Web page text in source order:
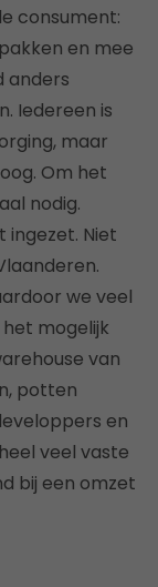
consument:
en mee
anders
Iedereen is
maar
Om het
nodig.
Niet
we veel
mogelijk
van
potten
en
veel vaste
bij een omzet